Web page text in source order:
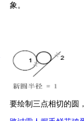
象。
要绘制三点相切的圆